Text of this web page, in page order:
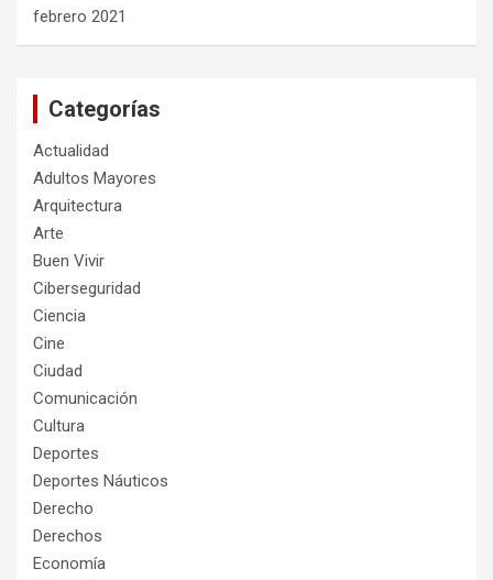
febrero 2021
Categorías
Actualidad
Adultos Mayores
Arquitectura
Arte
Buen Vivir
Ciberseguridad
Ciencia
Cine
Ciudad
Comunicación
Cultura
Deportes
Deportes Náuticos
Derecho
Derechos
Economía